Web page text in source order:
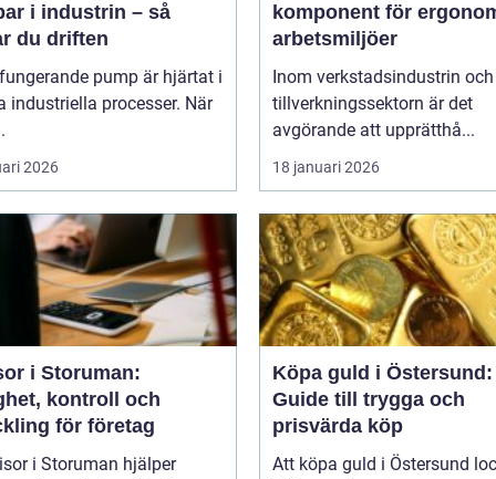
i industrin – så
du driften
pump är hjärtat i
industriella processer. När
2026
komponent för
arbetsmiljöer
Inom verkstadsindustrin och
tillverkningssektorn är det
avgörande att upprätthå...
18 januari 2026
i Storuman:
kontroll och
för företag
i Storuman hjälper
Köpa guld i Östersund:
Guide till trygga och
prisvärda köp
Att köpa guld i Östersund